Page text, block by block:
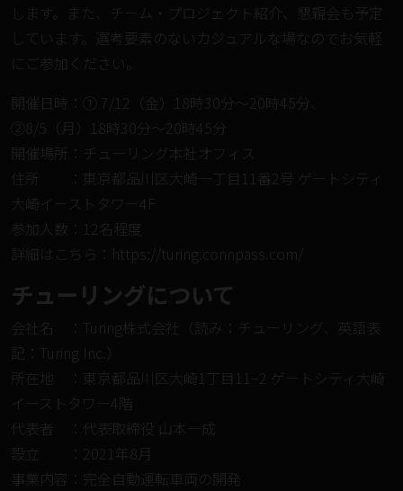
します。また、チーム・プロジェクト紹介、懇親会も予定
しています。選考要素のないカジュアルな場なのでお気軽
にご参加ください。
開催日時：① 7/12（金）18時30分〜20時45分、
②8/5（月）18時30分〜20時45分
開催場所：チューリング本社オフィス
住所 ：東京都品川区大崎一丁目11番2号 ゲートシティ
大崎イーストタワー4F
参加人数：12名程度
詳細はこちら： https://turing.connpass.com/
チューリングについて
会社名 ：Turing株式会社（読み：チューリング、英語表
記：Turing Inc.）
所在地 ：東京都品川区大崎1丁目11−2 ゲートシティ大崎
イーストタワー4階
代表者 ：代表取締役 ⼭本⼀成
設⽴ ：2021年8⽉
事業内容：完全自動運転車両の開発